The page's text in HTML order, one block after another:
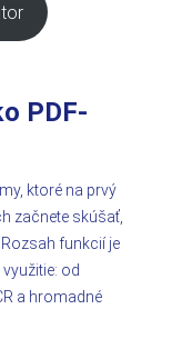
PDF-
ktoré na prvý
začnete skúšať,
funkcií je
od
a hromadné